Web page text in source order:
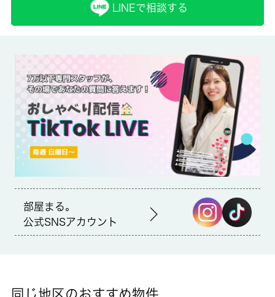
も充実しています。ドアを開けたり直接会話しなくてもモニター
越しに来訪者を確認できるモニター付きインターホンがありま
す。新宿区は交通の便が良し、お買い物などの利便性も良しの住
環境が揃っています。 城南コミュニティは地元の不動産会社。
こちらの地域のお住まいをお探しの方は是非お気軽にお問い合わ
せ下さい。
LINEで相談する
部屋まる。
公式SNSアカウント
同じ地区のおすすめ物件